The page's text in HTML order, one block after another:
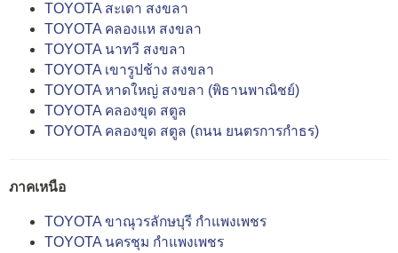
TOYOTA สะเดา สงขลา
TOYOTA คลองแห สงขลา
TOYOTA นาทวี สงขลา
TOYOTA เขารูปช้าง สงขลา
TOYOTA หาดใหญ่ สงขลา (พิธานพาณิชย์)
TOYOTA คลองขุด สตูล
TOYOTA คลองขุด สตูล (ถนน ยนตรการกำธร)
ภาคเหนือ
TOYOTA ขาณุวรลักษบุรี กำแพงเพชร
TOYOTA นครชุม กำแพงเพชร